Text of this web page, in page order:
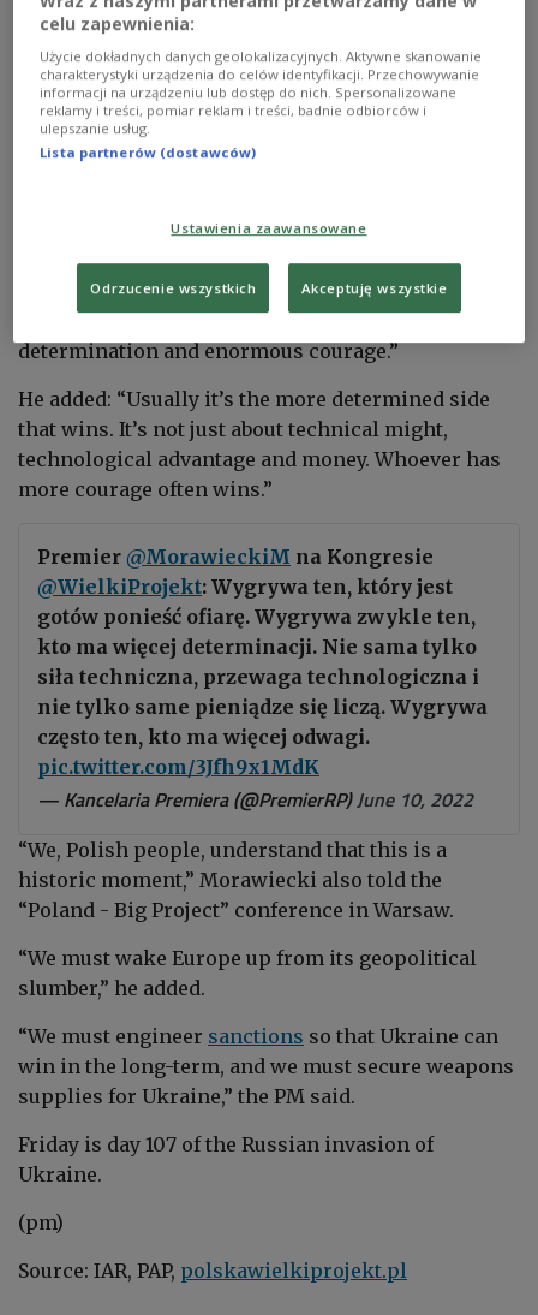
Project" conference in Warsaw on Friday, June 10, 2022.
PAP/Tomasz
Gzell
Mateusz Morawiecki
a conference on the future of Poland in the capital
news agency PAP reported.
The PM told the audience: ‘Ukraine can win and
will win - because it is showing enormous
determination and enormous courage.”
He added: “Usually it’s the more determined side
that wins. It’s not just about technical might,
technological advantage and money. Whoever has
more courage often wins.”
Premier @MorawieckiM na Kongresie
@WielkiProjekt: Wygrywa ten, który jest
gotów ponieść ofiarę. Wygrywa zwykle ten,
kto ma więcej determinacji. Nie sama tylko
siła techniczna, przewaga technologiczna i
nie tylko same pieniądze się liczą. Wygrywa
często ten, kto ma więcej odwagi.
pic.twitter.com/3Jfh9x1MdK
— Kancelaria Premiera (@PremierRP)June 10, 2022
“We, Polish people, understand that this is a
historic moment,” Morawiecki also told the
“Poland - Big Project” conference in Warsaw.
“We must wake Europe up from its geopolitical
slumber,” he added.
“We must engineer sanctions so that Ukraine can
win in the long-term, and we must secure weapons
supplies for Ukraine,” the PM said.
Friday is day 107 of the Russian invasion of
Ukraine.
(pm)
Source: IAR, PAP, polskawielkiprojekt.pl
celu zapewnienia:
Użycie dokładnych danych geolokalizacyjnych. Aktywne skanowanie
charakterystyki urządzenia do celów identyfikacji. Przechowywanie
informacji na urządzeniu lub dostęp do nich. Spersonalizowane
reklamy i treści, pomiar reklam i treści, badnie odbiorców i
ulepszanie usług.
Lista partnerów (dostawców)
Ustawienia zaawansowane
Odrzucenie wszystkich Akceptuję wszystkie